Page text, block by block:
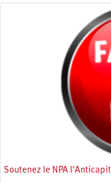
Soutenez le NPA